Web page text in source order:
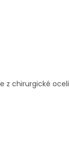
z chirurgické oceli